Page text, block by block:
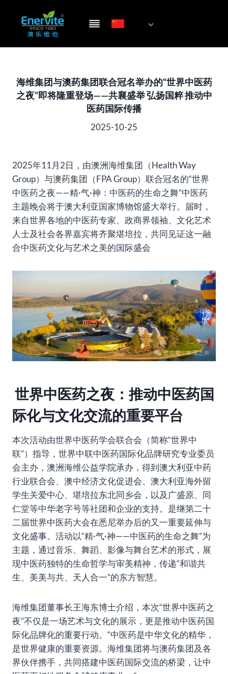
容
海维集团与澳药集团联合冠名举办的“世界中医药
之夜”即将隆重登场——共襄盛举 弘扬国粹 推动中
医药国际传播
2025-10-25
2025年11月2日，由澳洲海维集团（Health Way
Group）与澳药集团 （FPA Group）联合冠名的“世界
中医药之夜——精·气·神：中医药的生命之舞”中医药
主题晚会将于澳大利亚国家博物馆盛大举行。届时，
来自世界各地的中医药专家、政商界领袖、文化艺术
人士及社会各界嘉宾将齐聚堪培拉，共同见证这一融
合中医药文化与艺术之美的国际盛会
世界中医药之夜：推动中医药国
际化与文化交流的重要平台
本次活动由世界中医药学会联合会（简称“世界中
联”）指导，世界中联中医药国际化品牌研究专业委员
会主办，澳洲海维公益学院承办，得到澳大利亚中药
行业联合会、澳中经济文化促进会、澳大利亚海外留
学生关爱中心、堪培拉东北同乡会，以及广盛原、同
仁堂等中华老字号等社团和企业的支持。是继第二十
二届世界中医药大会在悉尼举办后的又一重要延伸与
文化盛事。活动以“精·气·神——中医药的生命之舞”为
主题，通过音乐、舞蹈、影像与舞台艺术的形式，展
现中医药独特的生命哲学与审美精神，传递“和谐共
生、美美与共、天人合一”的东方智慧。
海维集团董事长王海东博士介绍，本次“世界中医药之
夜”不仅是一场艺术与文化的展示，更是推动中医药国
际化品牌化的重要行动。“中医药是中华文化的精华，
是世界健康的重要资源。海维集团将与澳药集团及各
界伙伴携手，共同搭建中医药国际交流的桥梁，让中